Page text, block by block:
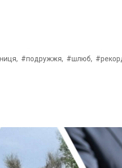
#подружжя, #шлюб,